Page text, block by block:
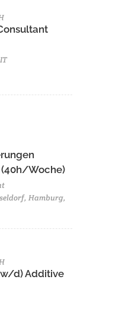
Woche)
Hamburg,
d) Additive